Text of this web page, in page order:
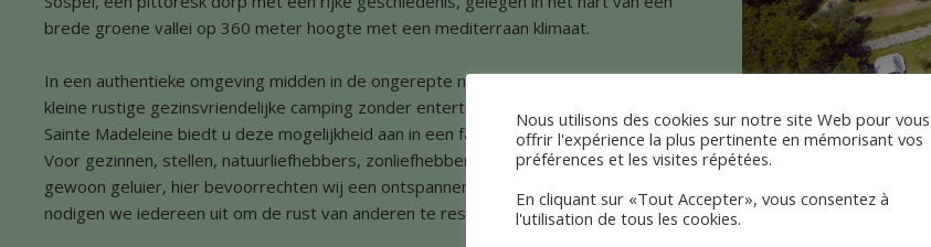
brede groene vallei op 360 meter hoogte met een mediterraan klimaat.
In een authentieke omgeving midden in de ongerepte natuur, u droomde van een
kleine rustige gezinsvriendelijke camping zonder entertainment of discotheek?
Sainte Madeleine biedt u deze mogelijkheid aan in een familiale en vriendelijke sfeer.
Voor gezinnen, stellen, natuurliefhebbers, zonliefhebbers, avontuur, sport of
gewoon geluier, hier bevoorrechten wij een ontspannen manier van leven en
nodigen we iedereen uit om de rust van anderen te respecteren.
Nous utilisons des cookies sur notre site Web pour vous
offrir l'expérience la plus pertinente en mémorisant vos
préférences et les visites répétées.
En cliquant sur «Tout Accepter», vous consentez à
l'utilisation de tous les cookies.